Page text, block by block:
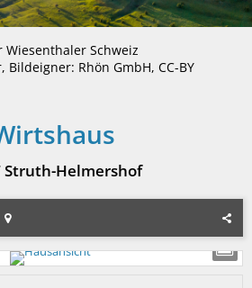
Schweiz
Bildeigner: Rhön GmbH, CC-BY
Struth-Helmershof